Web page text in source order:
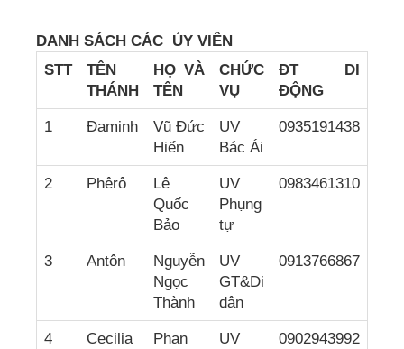
DANH SÁCH CÁC ỦY VIÊN
STT
TÊN
THÁNH
HỌ VÀ
TÊN
CHỨC
VỤ
ĐT DI
ĐỘNG
1 Đaminh
Vũ Đức
Hiển
UV
Bác Ái
0935191438
2 Phêrô
Lê
Quốc
Bảo
UV
Phụng
tự
0983461310
3 Antôn
Nguyễn
Ngọc
Thành
UV
GT&Di
dân
0913766867
4 Cecilia
Phan
UV
0902943992